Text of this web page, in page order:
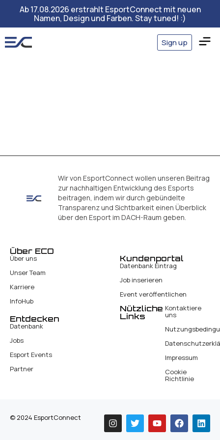
Ab 17.08.2026 erstrahlt EsportConnect mit neuen
Namen, Design und Farben. Stay tuned! :)
Sign up
Wir von EsportConnect wollen unseren Beitrag
zur nachhaltigen Entwicklung des Esports
beitragen, indem wir durch gebündelte
Transparenz und Sichtbarkeit einen Überblick
über den Esport im DACH-Raum geben.
Über ECO
Über uns
Unser Team
Karriere
InfoHub
Kundenportal
Datenbank Eintrag
Job inserieren
Event veröffentlichen
Entdecken
Datenbank
Jobs
Esport Events
Partner
Nützliche
Links
Kontaktiere
uns
Impressum
Cookie
Richtlinie
© 2024 EsportConnect